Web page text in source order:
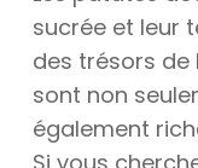
sucrée et leur
des trésors de
sont non
également